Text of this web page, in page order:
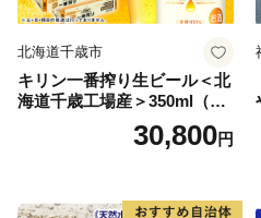
北海道千歳市
キリン一番搾り生ビール＜北
海道千歳工場産＞350ml（24
30,800円